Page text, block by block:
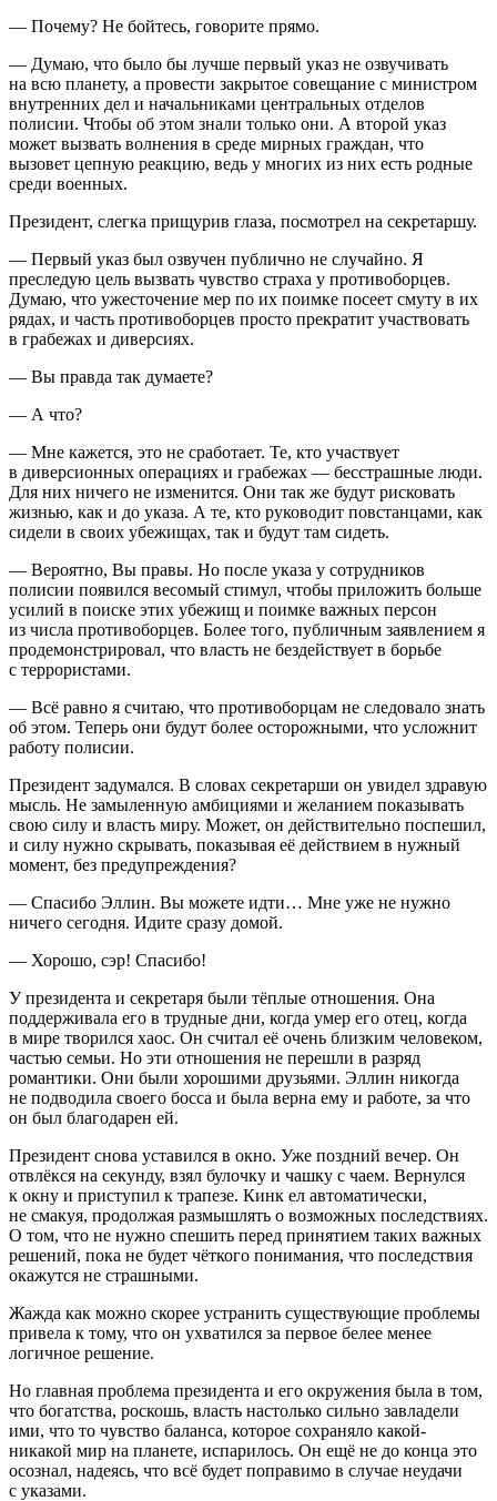
— Почему? Не бойтесь, говорите прямо.
— Думаю, что было бы лучше первый указ не озвучивать
на всю планету, а провести закрытое совещание с министром
внутренних дел и начальниками центральных отделов
полисии. Чтобы об этом знали только они. А второй указ
может вызвать волнения в среде мирных граждан, что
вызовет цепную реакцию, ведь у многих из них есть родные
среди военных.
Президент, слегка прищурив глаза, посмотрел на секретаршу.
— Первый указ был озвучен публично не случайно. Я
преследую цель вызвать чувство страха у противоборцев.
Думаю, что ужесточение мер по их поимке посеет смуту в их
рядах, и часть противоборцев просто прекратит участвовать
в грабежах и диверсиях.
— Вы правда так думаете?
— А что?
— Мне кажется, это не сработает. Те, кто участвует
в диверсионных операциях и грабежах — бесстрашные люди.
Для них ничего не изменится. Они так же будут рисковать
жизнью, как и до указа. А те, кто руководит повстанцами, как
сидели в своих убежищах, так и будут там сидеть.
— Вероятно, Вы правы. Но после указа у сотрудников
полисии появился весомый стимул, чтобы приложить больше
усилий в поиске этих убежищ и поимке важных персон
из числа противоборцев. Более того, публичным заявлением я
продемонстрировал, что власть не бездействует в борьбе
с террористами.
— Всё равно я считаю, что противоборцам не следовало знать
об этом. Теперь они будут более осторожными, что усложнит
работу полисии.
Президент задумался. В словах секретарши он увидел здравую
мысль. Не замыленную амбициями и желанием показывать
свою силу и власть миру. Может, он действительно поспешил,
и силу нужно скрывать, показывая её действием в нужный
момент, без предупреждения?
— Спасибо Эллин. Вы можете идти… Мне уже не нужно
ничего сегодня. Идите сразу домой.
— Хорошо, сэр! Спасибо!
Упрезидента и секретаря были тёплые отношения. Она
поддерживала его в трудные дни, когда умер его отец, когда
в мире творился хаос. Он считал её очень близким человеком,
частью семьи. Но эти отношения не перешли в разряд
романтики. Они были хорошими друзьями. Эллин никогда
не подводила своего босса и была верна ему и работе, за что
он был благодарен ей.
Президент снова уставился в окно. Уже поздний вечер. Он
отвлёкся на секунду, взял булочку и чашку с чаем. Вернулся
к окну и приступил к трапезе. Кинк ел автоматически,
не смакуя, продолжая размышлять о возможных последствиях.
О том, что не нужно спешить перед принятием таких важных
решений, пока не будет чёткого понимания, что последствия
окажутся не страшными.
Жажда как можно скорее устранить существующие проблемы
привела к тому, что он ухватился за первое белее менее
логичное решение.
Но главная проблема президента и его окружения была в том,
что богатства, роскошь, власть настолько сильно завладели
ими, что то чувство баланса, которое сохраняло какой-
никакой мир на планете, испарилось. Он ещё не до конца это
осознал, надеясь, что всё будет поправимо в случае неудачи
с указами.